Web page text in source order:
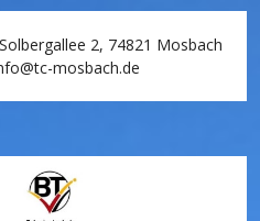
2, 74821 Mosbach
mosbach.de